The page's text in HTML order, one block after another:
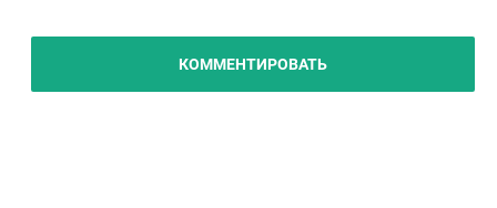
КОММЕНТИРОВАТЬ